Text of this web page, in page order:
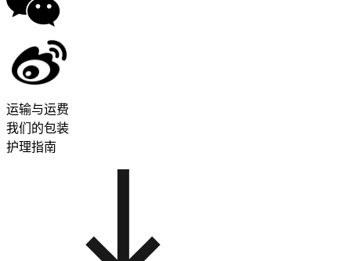
运输与运费
我们的包装
护理指南